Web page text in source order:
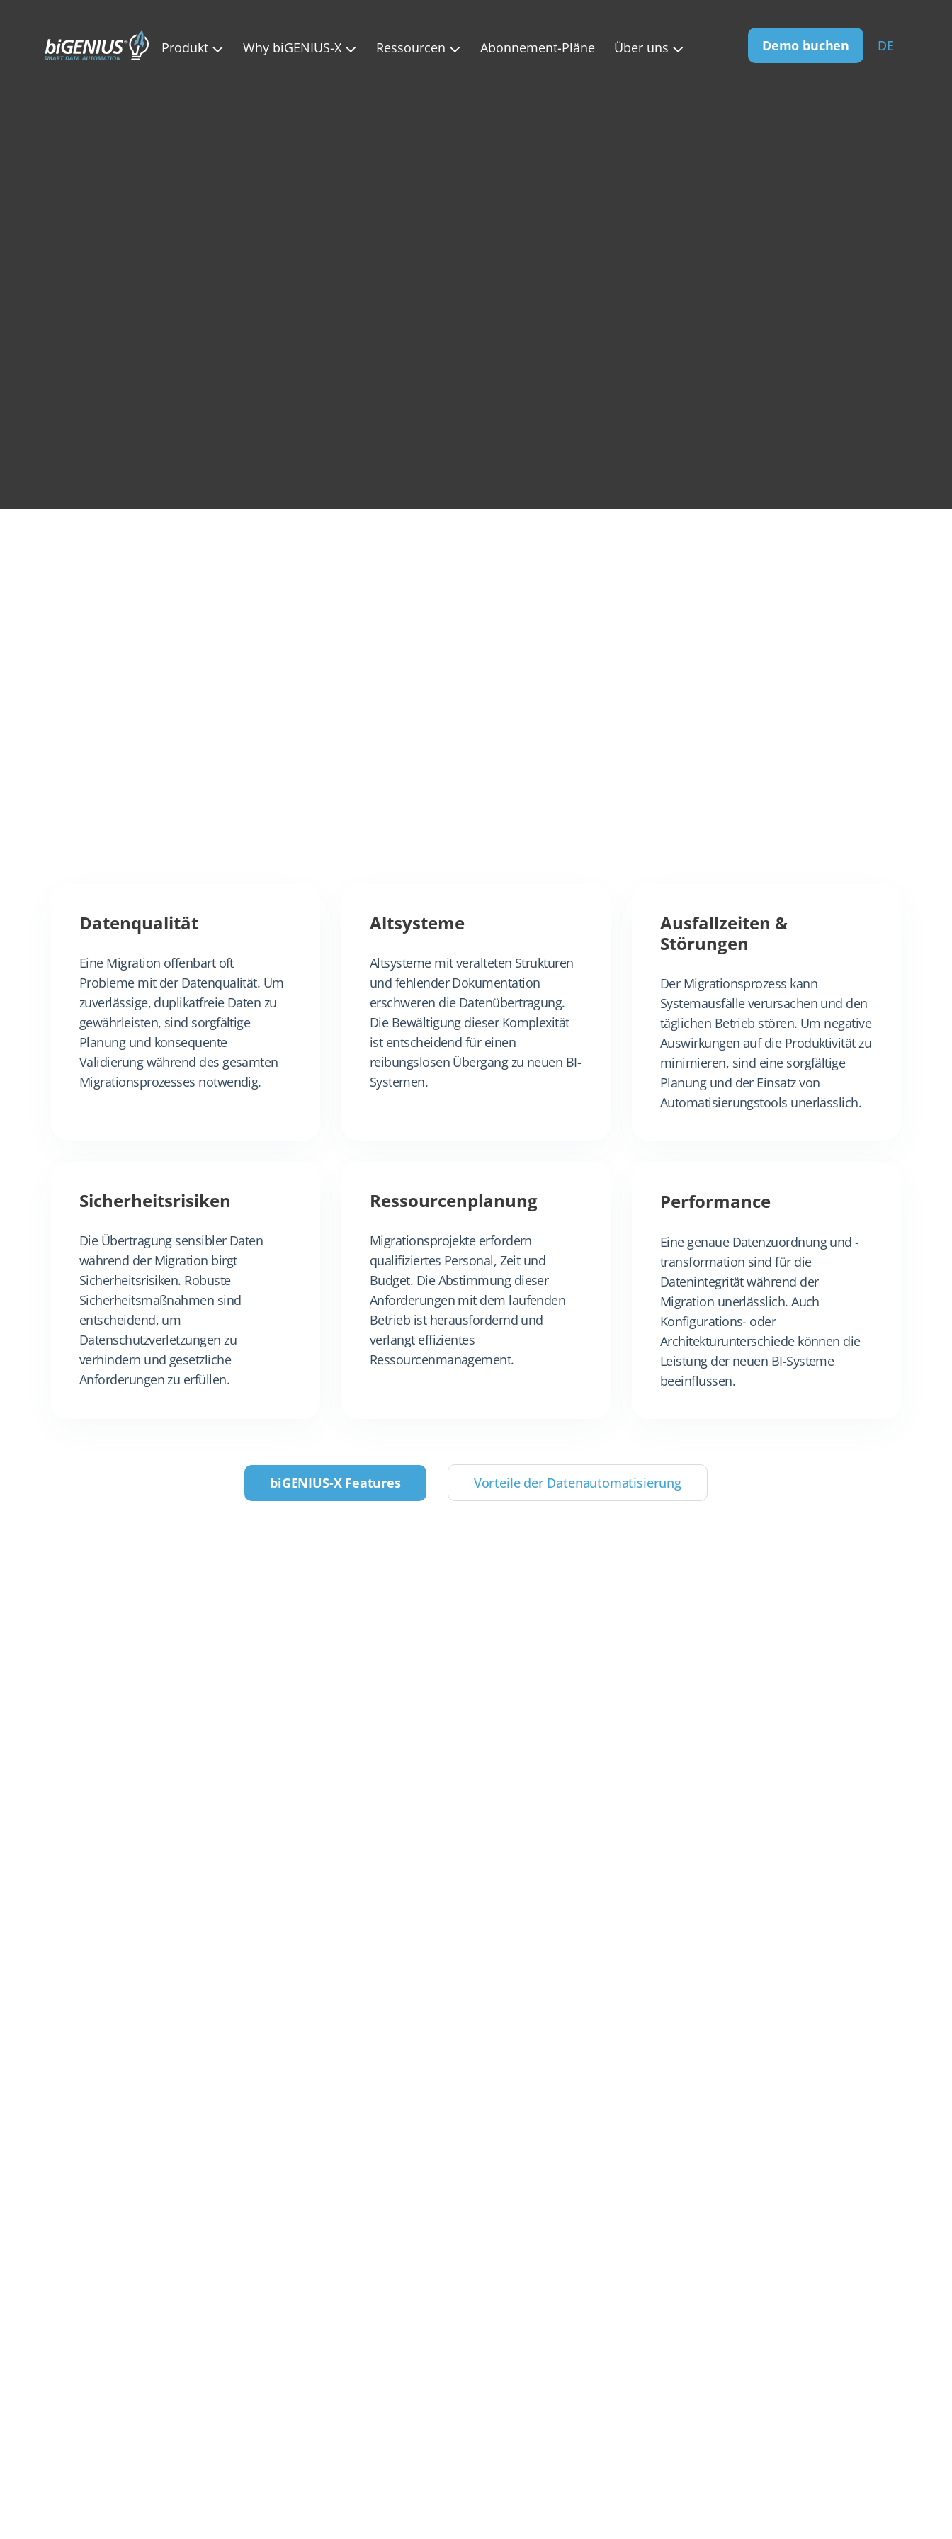
Produkt  Why biGENIUS-X  Ressourcen  Abonnement-Pläne Über uns  Demo buchen DE
Datenqualität
Eine Migration offenbart oft
Probleme mit der Datenqualität. Um
zuverlässige, duplikatfreie Daten zu
gewährleisten, sind sorgfältige
Planung und konsequente
Validierung während des gesamten
Migrationsprozesses notwendig.
Altsysteme
Altsysteme mit veralteten Strukturen
und fehlender Dokumentation
erschweren die Datenübertragung.
Die Bewältigung dieser Komplexität
ist entscheidend für einen
reibungslosen Übergang zu neuen BI-
Systemen.
Ausfallzeiten &
Störungen
Der Migrationsprozess kann
Systemausfälle verursachen und den
täglichen Betrieb stören. Um negative
Auswirkungen auf die Produktivität zu
minimieren, sind eine sorgfältige
Planung und der Einsatz von
Automatisierungstools unerlässlich.
Sicherheitsrisiken
Die Übertragung sensibler Daten
während der Migration birgt
Sicherheitsrisiken. Robuste
Sicherheitsmaßnahmen sind
entscheidend, um
Datenschutzverletzungen zu
verhindern und gesetzliche
Anforderungen zu erfüllen.
Ressourcenplanung
Migrationsprojekte erfordern
qualifiziertes Personal, Zeit und
Budget. Die Abstimmung dieser
Anforderungen mit dem laufenden
Betrieb ist herausfordernd und
verlangt effizientes
Ressourcenmanagement.
Performance
Eine genaue Datenzuordnung und -
transformation sind für die
Datenintegrität während der
Migration unerlässlich. Auch
Konfigurations- oder
Architekturunterschiede können die
Leistung der neuen BI-Systeme
beeinflussen.
biGENIUS-X Features Vorteile der Datenautomatisierung